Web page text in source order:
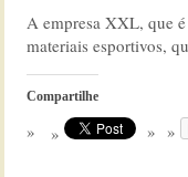
A empresa XXL, que
materiais esportivos,
Compartilhe